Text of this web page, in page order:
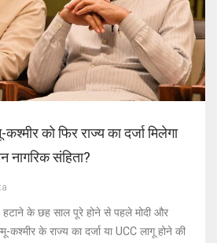
को फिर राज्य का दर्जा मिलेगा
नागरिक संहिता?
के छह साल पूरे होने से पहले मोदी और
कश्मीर के राज्य का दर्जा या UCC लागू होने की